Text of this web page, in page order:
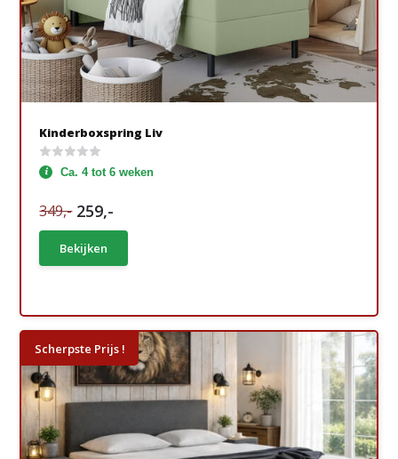
Kinderboxspring Liv
Ca. 4 tot 6 weken
349,- 259,-
Bekijken
Scherpste Prijs !